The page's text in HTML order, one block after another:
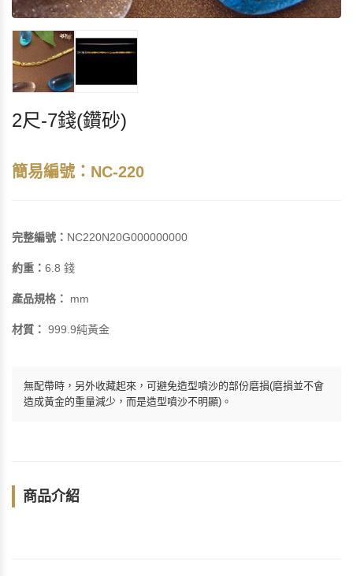
2尺-7錢(鑽砂)
簡易編號：NC-220
完整編號： NC220N20G000000000
約重： 6.8 錢
產品規格： mm
材質： 999.9純黃金
無配帶時，另外收藏起來，可避免造型噴沙的部份磨損(磨損並不會
造成黃金的重量減少，而是造型噴沙不明顯)。
商品介紹